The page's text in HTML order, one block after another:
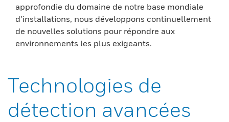
approfondie du domaine de notre base mondiale
d’installations, nous développons continuellement
de nouvelles solutions pour répondre aux
environnements les plus exigeants.
Technologies de
détection avancées